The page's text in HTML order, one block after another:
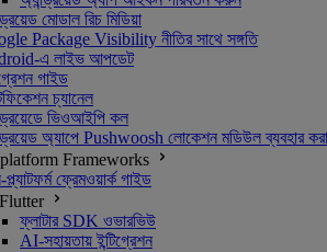
মোডাল রিচ মিডিয়া
Package Visibility নীতির সাথে সঙ্গতি
এ লাইভ আপডেট
গাইড
চ্যানেল
ভিওআইপি কল
অ্যাপে Pushwoosh লোকেশন মডিউল ব্যবহার করা
Frameworks
ফ্রেমওয়ার্ক গাইড
Flutter
ফ্লাটার SDK ওভারভিউ
AI-সহায়তায় ইন্টিগ্রেশন